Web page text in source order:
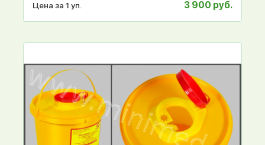
Цена за 1 уп. 3 900 руб.